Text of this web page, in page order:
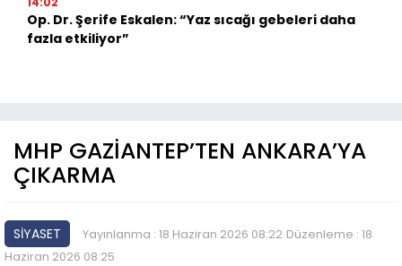
Op. Dr. Şerife Eskalen: “Yaz sıcağı gebeleri daha
fazla etkiliyor”
MHP GAZİANTEP’TEN ANKARA’YA
ÇIKARMA
SİYASET Yayınlanma : 18 Haziran 2026 08:22 Düzenleme : 18
Haziran 2026 08:25